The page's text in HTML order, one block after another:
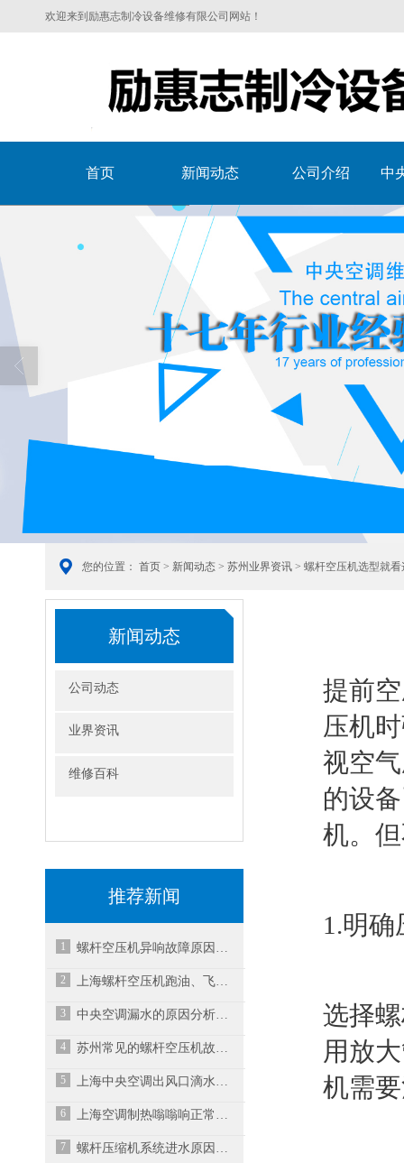
欢迎来到励惠志制冷设备维修有限公司网站！
首页 新闻动态 公司介绍 中
您的位置： 首页 > 新闻动态 > 苏州业界资讯 > 螺杆空压机选型就
新闻动态
公司动态
业界资讯
维修百科
推荐新闻
1 螺杆空压机异响故障原因与解决方案之二
2 上海螺杆空压机跑油、飞油，售后不能只会换油分
3 中央空调漏水的原因分析及解决措施
4 苏州常见的螺杆空压机故障维修方法
5 上海中央空调出风口滴水的原因是什么？如何解决？
6 上海空调制热嗡嗡响正常吗？
7 螺杆压缩机系统进水原因分析及解决方法
提前
压机
视空
的设
机。
1.明确
选择
用放
机需